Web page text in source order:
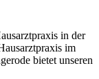
in der
im
bietet unseren